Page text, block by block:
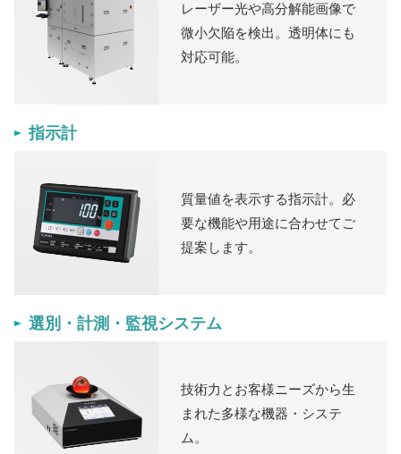
レーザー光や高分解能画像で
微小欠陥を検出。透明体にも
対応可能。
指示計
質量値を表示する指示計。必
要な機能や用途に合わせてご
提案します。
選別・計測・監視システム
技術力とお客様ニーズから生
まれた多様な機器・システ
ム。